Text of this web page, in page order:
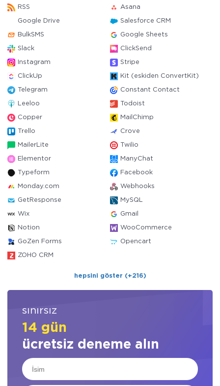
RSS Asana
Google Drive Salesforce CRM
BulkSMS Google Sheets
Slack ClickSend
Instagram Stripe
ClickUp Kit (eskiden ConvertKit)
Telegram Constant Contact
Leeloo Todoist
Copper MailChimp
Trello Crove
MailerLite Twilio
Elementor ManyChat
Typeform Facebook
Monday.com Webhooks
GetResponse MySQL
Wix Gmail
Notion WooCommerce
GoZen Forms Opencart
ZOHO CRM
hepsini göster (+216)
sınırsız
14 gün
ücretsiz deneme alın